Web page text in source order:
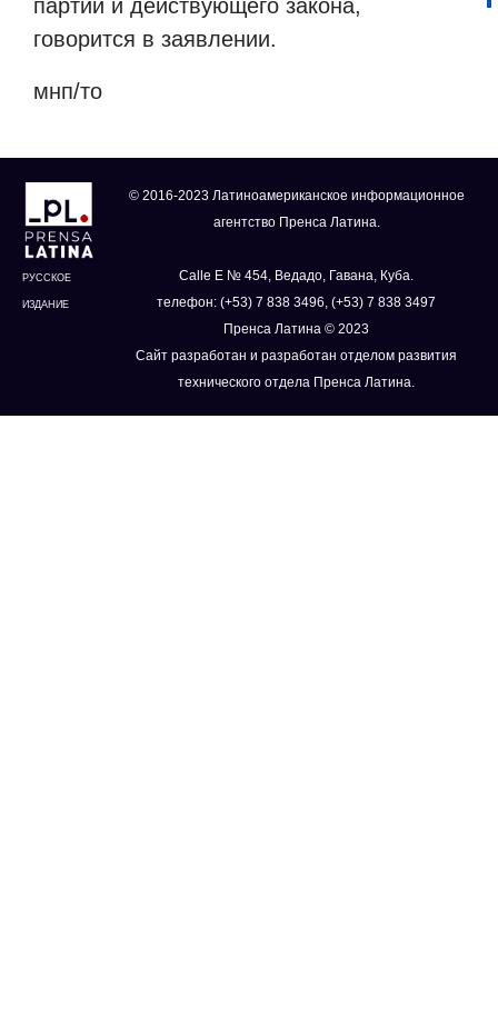
партий и действующего закона,
говорится в заявлении.
мнп/то
РУССКОЕ
ИЗДАНИЕ
© 2016-2023 Латиноамериканское информационное
агентство Пренса Латина.
Calle E № 454, Ведадо, Гавана, Куба.
телефон: (+53) 7 838 3496, (+53) 7 838 3497
Пренса Латина © 2023
Сайт разработан и разработан отделом развития
технического отдела Пренса Латина.